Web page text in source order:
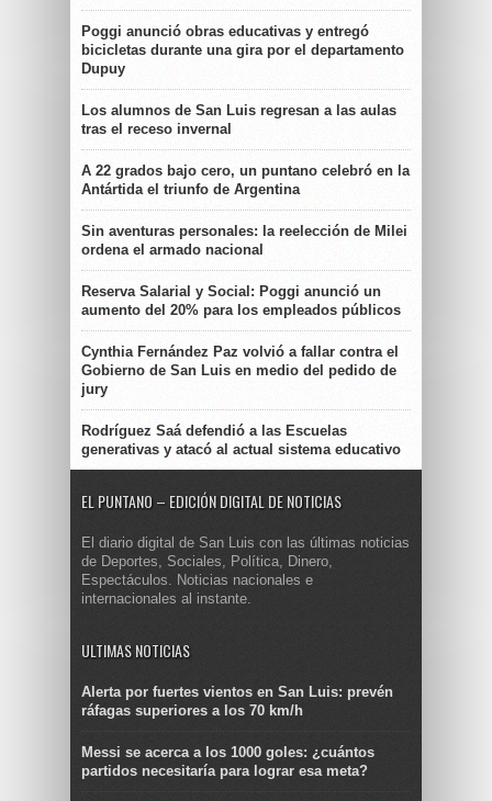
Poggi anunció obras educativas y entregó
bicicletas durante una gira por el departamento
Dupuy
Los alumnos de San Luis regresan a las aulas
tras el receso invernal
A 22 grados bajo cero, un puntano celebró en la
Antártida el triunfo de Argentina
Sin aventuras personales: la reelección de Milei
ordena el armado nacional
Reserva Salarial y Social: Poggi anunció un
aumento del 20% para los empleados públicos
Cynthia Fernández Paz volvió a fallar contra el
Gobierno de San Luis en medio del pedido de
jury
Rodríguez Saá defendió a las Escuelas
generativas y atacó al actual sistema educativo
EL PUNTANO – EDICIÓN DIGITAL DE NOTICIAS
El diario digital de San Luis con las últimas noticias
de Deportes, Sociales, Política, Dinero,
Espectáculos. Noticias nacionales e
internacionales al instante.
ULTIMAS NOTICIAS
Alerta por fuertes vientos en San Luis: prevén
ráfagas superiores a los 70 km/h
Messi se acerca a los 1000 goles: ¿cuántos
partidos necesitaría para lograr esa meta?